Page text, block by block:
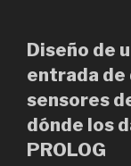
Diseño de
entrada de
sensores
dónde los
PROLOG